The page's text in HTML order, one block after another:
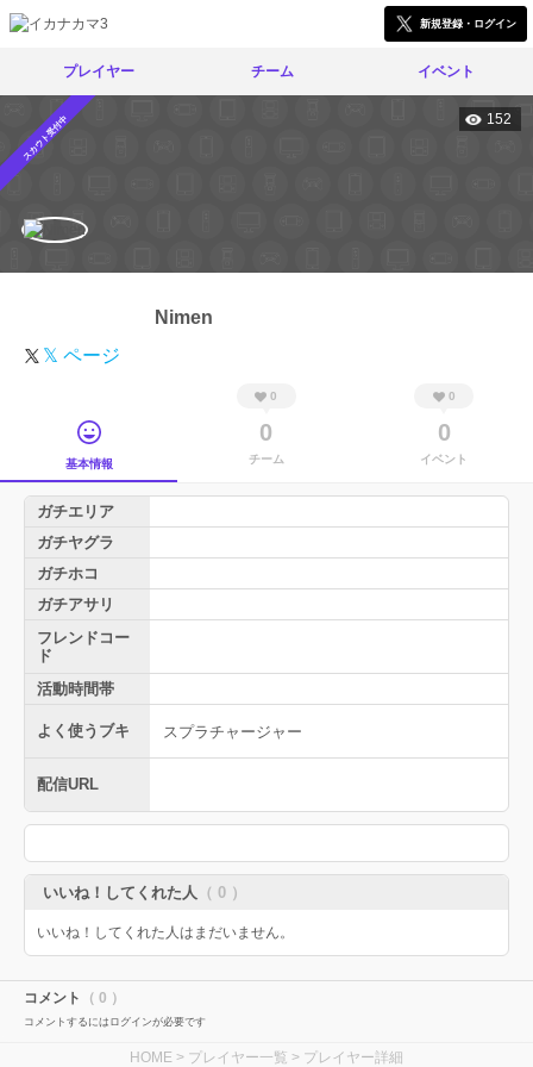
新規登録・ログイン
プレイヤー チーム イベント
スカウト受付中 152
Nimen
𝕏 ページ
基本情報
0
0
チーム
0
0
イベント
ガチエリア
ガチヤグラ
ガチホコ
ガチアサリ
フレンドコー
ド
活動時間帯
よく使うブキ スプラチャージャー
配信URL
いいね！してくれた人 （ 0 ）
いいね！してくれた人はまだいません。
コメント （ 0 ）
コメントするにはログインが必要です
HOME > プレイヤー一覧 > プレイヤー詳細